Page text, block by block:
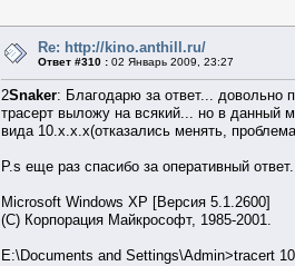
Re: http://kino.anthill.ru/
Ответ #310 : 02 Январь 2009, 23:27
2Snaker: Благодарю за ответ... довольно
трасерт выложу на всякий... но в данный
вида 10.x.x.x(отказались менять,
P.s еще раз спасибо за оперативный ответ.
Microsoft Windows XP [Версия 5.1.2600]
(С) Корпорация Майкрософт, 1985-2001.
E:\Documents and Settings\Admin>tracert